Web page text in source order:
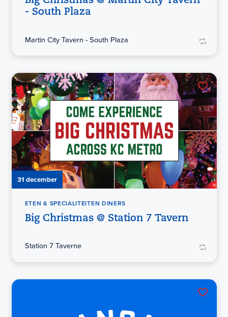
- South Plaza
Martin City Tavern - South Plaza
31 december
ETEN & SPECIALITEITEN DINERS
Big Christmas @ Station 7 Tavern
Station 7 Taverne